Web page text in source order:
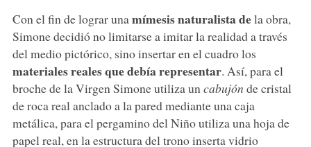
Con el fin de lograr una mímesis naturalista dela obra,
Simone decidió no limitarse a imitar la realidad a través
del medio pictórico, sino insertar en el cuadro los
materiales reales que debía representar. Así, para el
broche de la Virgen Simone utiliza un cabujón de cristal
de roca real anclado a la pared mediante una caja
metálica, para el pergamino del Niño utiliza una hoja de
papel real, en la estructura del trono inserta vidrio